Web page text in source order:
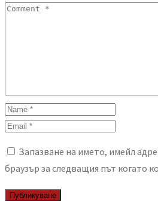
Запазване на името, имейл
браузър за следващия път когато